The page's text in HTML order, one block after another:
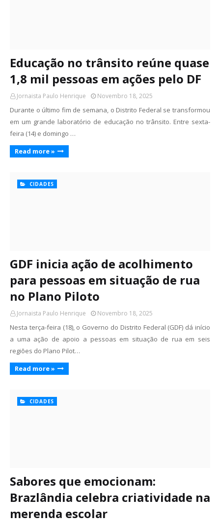
Educação no trânsito reúne quase
1,8 mil pessoas em ações pelo DF
Jornaista Paulo Henrique Novembro 18, 2025
Durante o último fim de semana, o Distrito Federal se transformou
em um grande laboratório de educação no trânsito. Entre sexta-
feira (14) e domingo …
Read more »
CIDADES
GDF inicia ação de acolhimento
para pessoas em situação de rua
no Plano Piloto
Jornaista Paulo Henrique Novembro 18, 2025
Nesta terça-feira (18), o Governo do Distrito Federal (GDF) dá início
a uma ação de apoio a pessoas em situação de rua em seis
regiões do Plano Pilot…
Read more »
CIDADES
Sabores que emocionam:
Brazlândia celebra criatividade na
merenda escolar